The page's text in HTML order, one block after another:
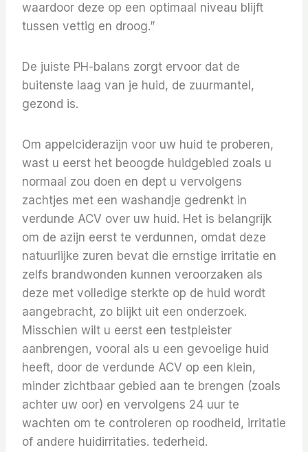
waardoor deze op een optimaal niveau blijft
tussen vettig en droog.”
De juiste PH-balans zorgt ervoor dat de
buitenste laag van je huid, de zuurmantel,
gezond is.
Om appelciderazijn voor uw huid te proberen,
wast u eerst het beoogde huidgebied zoals u
normaal zou doen en dept u vervolgens
zachtjes met een washandje gedrenkt in
verdunde ACV over uw huid. Het is belangrijk
om de azijn eerst te verdunnen, omdat deze
natuurlijke zuren bevat die ernstige irritatie en
zelfs brandwonden kunnen veroorzaken als
deze met volledige sterkte op de huid wordt
aangebracht, zo blijkt uit een onderzoek.
Misschien wilt u eerst een testpleister
aanbrengen, vooral als u een gevoelige huid
heeft, door de verdunde ACV op een klein,
minder zichtbaar gebied aan te brengen (zoals
achter uw oor) en vervolgens 24 uur te
wachten om te controleren op roodheid, irritatie
of andere huidirritaties. tederheid.